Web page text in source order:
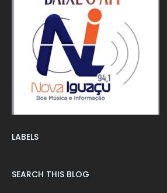
LABELS
SEARCH THIS BLOG